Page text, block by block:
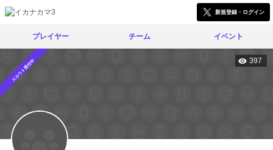
新規登録・ログイン
プレイヤー チーム イベント
スカウト受付中 397